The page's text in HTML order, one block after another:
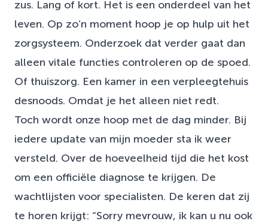
zus. Lang of kort. Het is een onderdeel van het
leven. Op zo’n moment hoop je op hulp uit het
zorgsysteem. Onderzoek dat verder gaat dan
alleen vitale functies controleren op de spoed.
Of thuiszorg. Een kamer in een verpleegtehuis
desnoods. Omdat je het alleen niet redt.
Toch wordt onze hoop met de dag minder. Bij
iedere update van mijn moeder sta ik weer
versteld. Over de hoeveelheid tijd die het kost
om een officiële diagnose te krijgen. De
wachtlijsten voor specialisten. De keren dat zij
te horen krijgt: “Sorry mevrouw, ik kan u nu ook